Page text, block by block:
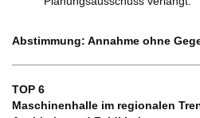
Abstimmung: Annahme ohne
TOP 6
Maschinenhalle im regionalen